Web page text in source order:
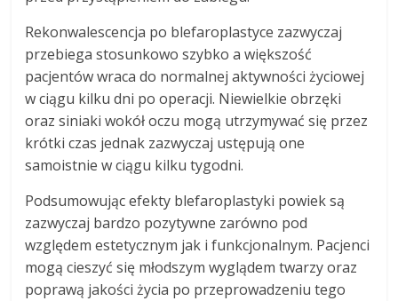
Rekonwalescencja po blefaroplastyce zazwyczaj
przebiega stosunkowo szybko a większość
pacjentów wraca do normalnej aktywności życiowej
w ciągu kilku dni po operacji. Niewielkie obrzęki
oraz siniaki wokół oczu mogą utrzymywać się przez
krótki czas jednak zazwyczaj ustępują one
samoistnie w ciągu kilku tygodni.
Podsumowując efekty blefaroplastyki powiek są
zazwyczaj bardzo pozytywne zarówno pod
względem estetycznym jak i funkcjonalnym. Pacjenci
mogą cieszyć się młodszym wyglądem twarzy oraz
poprawą jakości życia po przeprowadzeniu tego